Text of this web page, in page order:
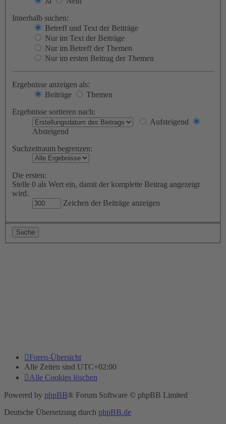
Innerhalb suchen:
Betreff und Text der Beiträge
Nur im Text der Beiträge
Nur im Betreff der Themen
Nur im ersten Beitrag der Themen
Ergebnisse anzeigen als:
Beiträge
Themen
Ergebnisse sortieren nach:
Aufsteigend
Absteigend
Suchzeitraum begrenzen:
Die ersten:
Stelle 0 als Wert ein, damit der komplette Beitrag angezeigt
wird.
Zeichen der Beiträge anzeigen
Foren-Übersicht
Alle Zeiten sind UTC+02:00
Alle Cookies löschen
Powered by phpBB® Forum Software © phpBB Limited
Deutsche Übersetzung durch phpBB.de